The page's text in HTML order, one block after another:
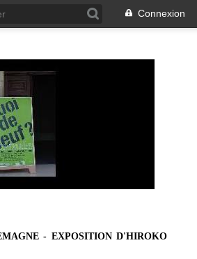
Connexion
- EXPOSITION D'HIROKO